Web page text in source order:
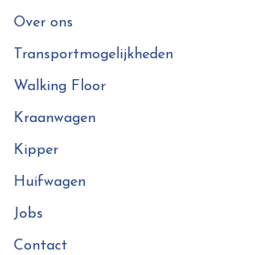
Over ons
Transportmogelijkheden
Walking Floor
Kraanwagen
Kipper
Huifwagen
Jobs
Contact